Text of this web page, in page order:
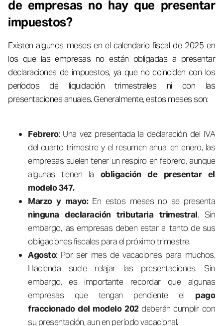
de empresas no hay que presentar
impuestos?
Existen algunos meses en el calendario fiscal de 2025 en
los que las empresas no están obligadas a presentar
declaraciones de impuestos, ya que no coinciden con los
períodos de liquidación trimestrales ni con las
presentaciones anuales. Generalmente, estos meses son:
Febrero: Una vez presentada la declaración del IVA
del cuarto trimestre y el resumen anual en enero, las
empresas suelen tener un respiro en febrero, aunque
algunas tienen la obligación de presentar el
modelo 347.
Marzo y mayo:En estos meses no se presenta
ninguna declaración tributaria trimestral. Sin
embargo, las empresas deben estar al tanto de sus
obligaciones fiscales para el próximo trimestre.
Agosto: Por ser mes de vacaciones para muchos,
Hacienda suele relajar las presentaciones. Sin
embargo, es importante recordar que algunas
empresas que tengan pendiente el pago
fraccionado del modelo 202deberán cumplir con
su presentación, aun en período vacacional.